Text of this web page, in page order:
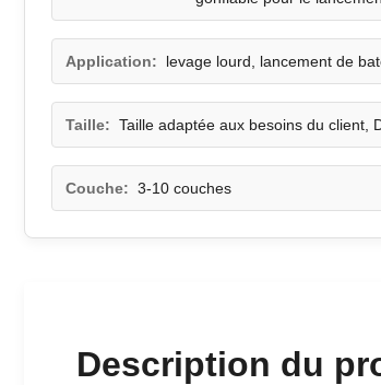
Application: levage lourd, lancement de
Taille: Taille adaptée aux besoins du client,
Couche: 3-10 couches
Description du